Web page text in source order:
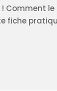
Comment
fiche